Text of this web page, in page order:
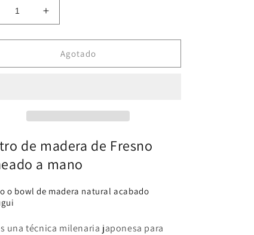
Aumentar
cantidad
para
A51
Centro
Agotado
de madera de Fresno
a mano
o bowl de madera natural acabado
una técnica milenaria japonesa para